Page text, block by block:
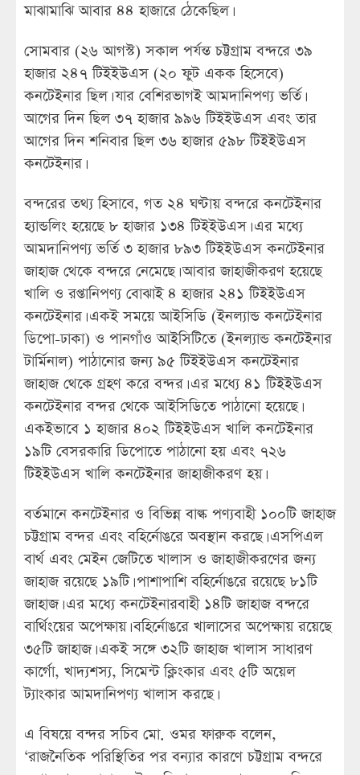
মাঝামাঝি আবার ৪৪ হাজারে ঠেকেছিল।
সোমবার (২৬ আগস্ট) সকাল পর্যন্ত চট্টগ্রাম বন্দরে ৩৯
হাজার ২৪৭ টিইইউএস (২০ ফুট একক হিসেবে)
কনটেইনার ছিল। যার বেশিরভাগই আমদানিপণ্য ভর্তি।
আগের দিন ছিল ৩৭ হাজার ৯৯৬ টিইইউএস এবং তার
আগের দিন শনিবার ছিল ৩৬ হাজার ৫৯৮ টিইইউএস
কনটেইনার।
বন্দরের তথ্য হিসাবে, গত ২৪ ঘণ্টায় বন্দরে কনটেইনার
হ্যান্ডলিং হয়েছে ৮ হাজার ১৩৪ টিইইউএস। এর মধ্যে
আমদানিপণ্য ভর্তি ৩ হাজার ৮৯৩ টিইইউএস কনটেইনার
জাহাজ থেকে বন্দরে নেমেছে। আবার জাহাজীকরণ হয়েছে
খালি ও রপ্তানিপণ্য বোঝাই ৪ হাজার ২৪১ টিইইউএস
কনটেইনার। একই সময়ে আইসিডি (ইনল্যান্ড কনটেইনার
ডিপো-ঢাকা) ও পানগাঁও আইসিটিতে (ইনল্যান্ড কনটেইনার
টার্মিনাল) পাঠানোর জন্য ৯৫ টিইইউএস কনটেইনার
জাহাজ থেকে গ্রহণ করে বন্দর। এর মধ্যে ৪১ টিইইউএস
কনটেইনার বন্দর থেকে আইসিডিতে পাঠানো হয়েছে।
একইভাবে ১ হাজার ৪০২ টিইইউএস খালি কনটেইনার
১৯টি বেসরকারি ডিপোতে পাঠানো হয় এবং ৭২৬
টিইইউএস খালি কনটেইনার জাহাজীকরণ হয়।
বর্তমানে কনটেইনার ও বিভিন্ন বাল্ক পণ্যবাহী ১০০টি জাহাজ
চট্টগ্রাম বন্দর এবং বহির্নোঙরে অবস্থান করছে। এসপিএল
বার্থ এবং মেইন জেটিতে খালাস ও জাহাজীকরণের জন্য
জাহাজ রয়েছে ১৯টি। পাশাপাশি বহির্নোঙরে রয়েছে ৮১টি
জাহাজ। এর মধ্যে কনটেইনারবাহী ১৪টি জাহাজ বন্দরে
বার্থিংয়ের অপেক্ষায়। বহির্নোঙরে খালাসের অপেক্ষায় রয়েছে
৩৫টি জাহাজ। একই সঙ্গে ৩২টি জাহাজ খালাস সাধারণ
কার্গো, খাদ্যশস্য, সিমেন্ট ক্লিংকার এবং ৫টি অয়েল
ট্যাংকার আমদানিপণ্য খালাস করছে।
এ বিষয়ে বন্দর সচিব মো. ওমর ফারুক বলেন,
‘রাজনৈতিক পরিস্থিতির পর বন্যার কারণে চট্টগ্রাম বন্দরে